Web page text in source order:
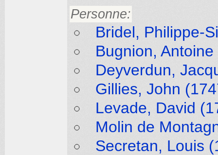
Personne:
Bridel, Philippe-
Bugnion,
Deyverdun,
Gillies, John
Levade, David
Molin de
Secretan, Louis